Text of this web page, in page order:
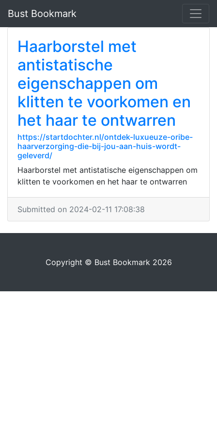
Bust Bookmark
Haarborstel met
antistatische
eigenschappen om
klitten te voorkomen en
het haar te ontwarren
https://startdochter.nl/ontdek-luxueuze-oribe-
haarverzorging-die-bij-jou-aan-huis-wordt-
geleverd/
Haarborstel met antistatische eigenschappen om
klitten te voorkomen en het haar te ontwarren
Submitted on 2024-02-11 17:08:38
Copyright © Bust Bookmark 2026